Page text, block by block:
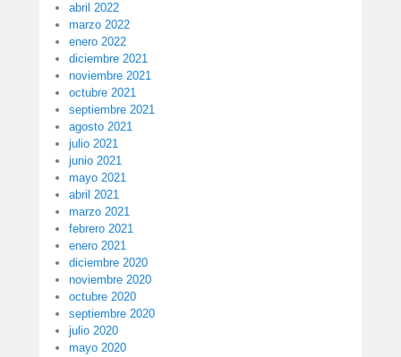
abril 2022
marzo 2022
enero 2022
diciembre 2021
noviembre 2021
octubre 2021
septiembre 2021
agosto 2021
julio 2021
junio 2021
mayo 2021
abril 2021
marzo 2021
febrero 2021
enero 2021
diciembre 2020
noviembre 2020
octubre 2020
septiembre 2020
julio 2020
mayo 2020